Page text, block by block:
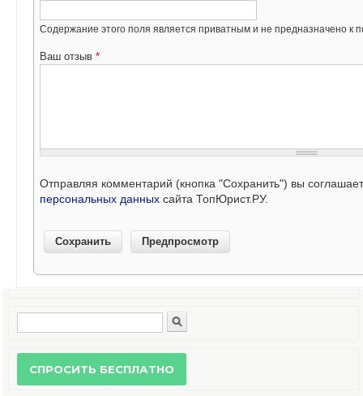
Содержание этого поля является приватным и не предназначено к
Ваш отзыв *
Отправляя комментарий (кнопка "Сохранить") вы
персональных данных сайта ТопЮрист.РУ.
Форма поиска